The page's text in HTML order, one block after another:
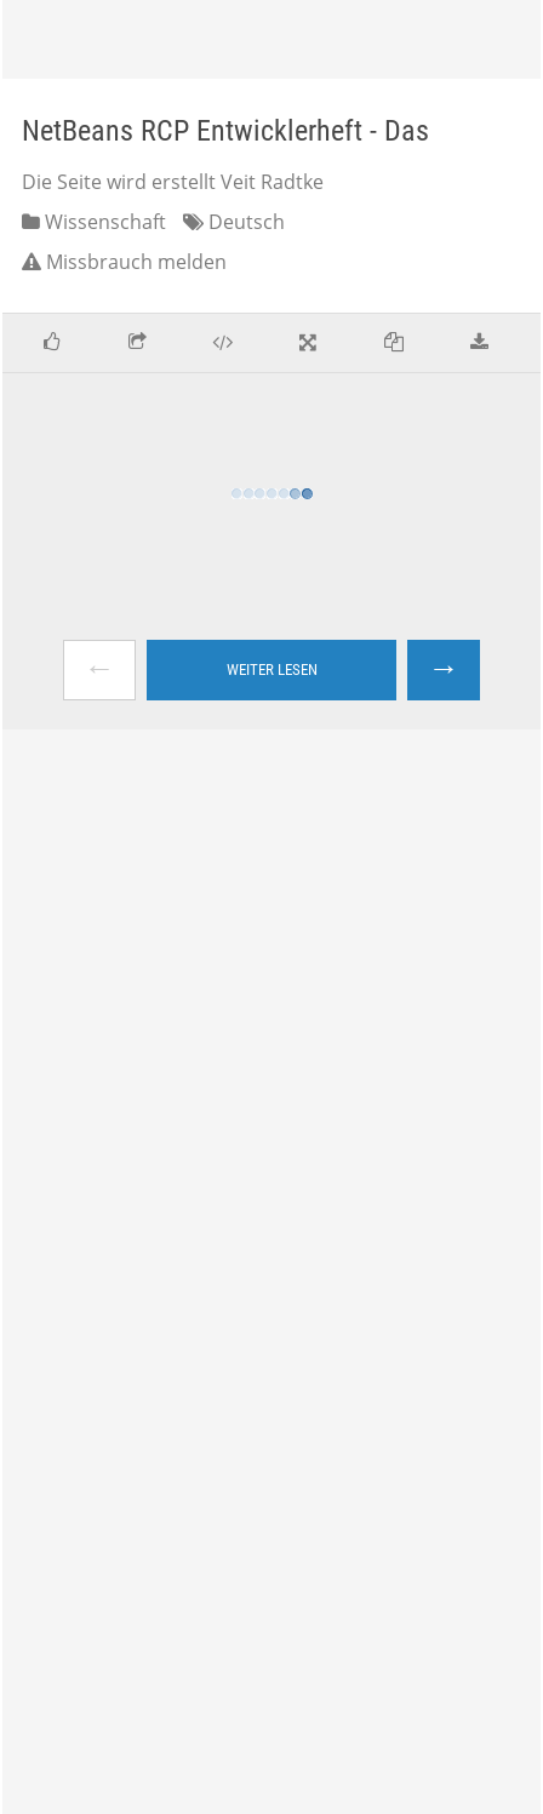
NetBeans RCP Entwicklerheft - Das
Die Seite wird erstellt Veit Radtke
Wissenschaft
Deutsch
Missbrauch melden
← WEITER LESEN →